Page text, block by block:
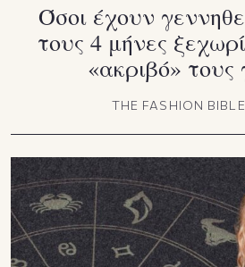
Όσοι έχουν
τους 4 μήνες
«ακριβό» τους
THE FASHION